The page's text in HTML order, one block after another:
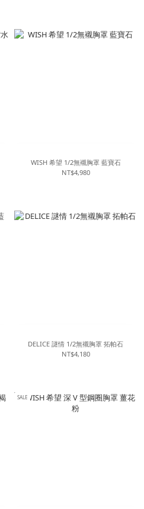
WISH 希望 1/2無襯胸罩 藍寶石
NT$4,980
DELICE 謎情 1/2無襯胸罩 拓帕石
NT$4,180
SALE